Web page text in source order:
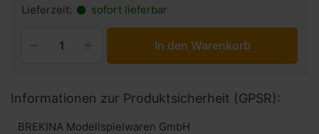
Lieferzeit: sofort lieferbar
In den Warenkorb
Informationen zur Produktsicherheit (GPSR):
BREKINA Modellspielwaren GmbH